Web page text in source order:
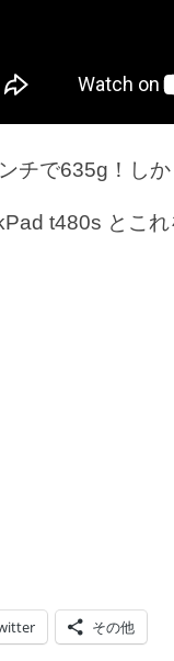
チで635g！し
t480s とこれ
その他